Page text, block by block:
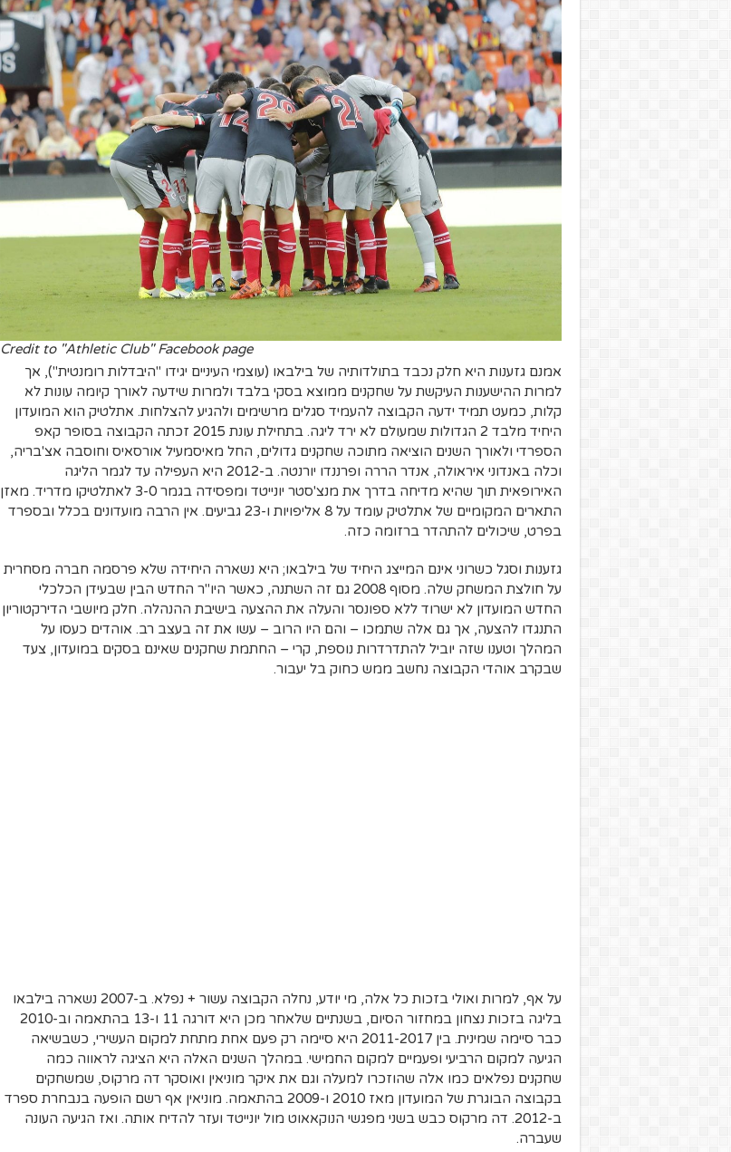
Credit to "Athletic Club" Facebook page
אמנם גזענות היא חלק נכבד בתולדותיה של בילבאו (עוצמי העיניים יגידו "היבדלות רומנטית"), אך
למרות ההישענות העיקשת על שחקנים ממוצא בסקי בלבד ולמרות שידעה לאורך קיומה עונות לא
קלות, כמעט תמיד ידעה הקבוצה להעמיד סגלים מרשימים ולהגיע להצלחות. אתלטיק הוא המועדון
היחיד מלבד 2 הגדולות שמעולם לא ירד ליגה. בתחילת עונת 2015 זכתה הקבוצה בסופר קאפ
הספרדי ולאורך השנים הוציאה מתוכה שחקנים גדולים, החל מאיסמעיל אורסאיס וחוסבה אצ'בריה,
וכלה באנדוני איראולה, אנדר הררה ופרננדו יורנטה. ב-2012 היא העפילה עד לגמר הליגה
האירופאית תוך שהיא מדיחה בדרך את מנצ'סטר יונייטד ומפסידה בגמר 3-0 לאתלטיקו מדריד. מאזן
התארים המקומיים של אתלטיק עומד על 8 אליפויות ו-23 גביעים. אין הרבה מועדונים בכלל ובספרד
בפרט, שיכולים להתהדר ברזומה כזה.
גזענות וסגל כשרוני אינם המייצג היחיד של בילבאו; היא נשארה היחידה שלא פרסמה חברה מסחרית
על חולצת המשחק שלה. מסוף 2008 גם זה השתנה, כאשר היו"ר החדש הבין שבעידן הכלכלי
החדש המועדון לא ישרוד ללא ספונסר והעלה את ההצעה בישיבת ההנהלה. חלק מיושבי הדירקטוריון
התנגדו להצעה, אך גם אלה שתמכו – והם היו הרוב – עשו את זה בעצב רב. אוהדים כעסו על
המהלך וטענו שזה יוביל להתדרדרות נוספת, קרי – החתמת שחקנים שאינם בסקים במועדון, צעד
שבקרב אוהדי הקבוצה נחשב ממש כחוק בל יעבור.
על אף, למרות ואולי בזכות כל אלה, מי יודע, נחלה הקבוצה עשור + נפלא. ב-2007 נשארה בילבאו
בליגה בזכות נצחון במחזור הסיום, בשנתיים שלאחר מכן היא דורגה 11 ו-13 בהתאמה וב-2010
כבר סיימה שמינית. בין 2011-2017 היא סיימה רק פעם אחת מתחת למקום העשירי, כשבשיאה
הגיעה למקום הרביעי ופעמיים למקום החמישי. במהלך השנים האלה היא הציגה לראווה כמה
שחקנים נפלאים כמו אלה שהוזכרו למעלה וגם את איקר מוניאין ואוסקר דה מרקוס, שמשחקים
בקבוצה הבוגרת של המועדון מאז 2010 ו-2009 בהתאמה. מוניאין אף רשם הופעה בנבחרת ספרד
ב-2012. דה מרקוס כבש בשני מפגשי הנוקאאוט מול יונייטד ועזר להדיח אותה. ואז הגיעה העונה
שעברה.